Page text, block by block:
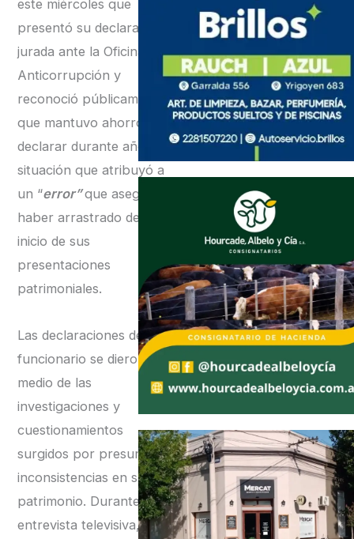
este miércoles que
presentó su declaración
jurada ante la Oficina
Anticorrupción y
reconoció públicamente
que mantuvo ahorros sin
declarar durante años,
situación que atribuyó a
un “error”que asegura
haber arrastrado desde el
inicio de sus
presentaciones
patrimoniales.
Las declaraciones del
funcionario se dieron en
medio de las
investigaciones y
cuestionamientos
surgidos por presuntas
inconsistencias en su
patrimonio. Durante una
entrevista televisiva,